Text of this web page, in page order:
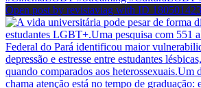
Open post by revistaviag with ID